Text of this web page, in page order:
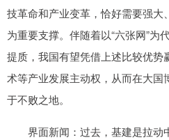
技革命和产业变革，恰好需要强
为重要支撑。伴随着以“六张网”为
提质，我国有望凭借上述比较优势
术等产业发展主动权，从而在大国
于不败之地。
界面新闻：过去，基建是拉动